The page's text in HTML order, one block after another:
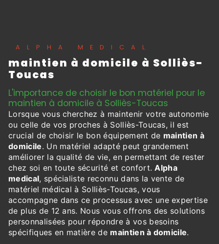
ALPHA MEDICAL
maintien à domicile à Solliès-
Toucas
L'importance de choisir le bon matériel pour le
maintien à domicile à Solliès-Toucas
Lorsque vous cherchez à maintenir votre autonomie
ou celle de vos proches à Solliès-Toucas, il est
crucial de choisir le bon équipement de maintien à
domicile. Un matériel adapté peut grandement
améliorer la qualité de vie, en permettant de rester
chez soi en toute sécurité et confort.Alpha
medical, spécialiste reconnu dans la vente de
matériel médical à Solliès-Toucas, vous
accompagne dans ce processus avec une expertise
de plus de 12 ans. Nous vous offrons des solutions
personnalisées pour répondre à vos besoins
spécifiques en matière de maintien à domicile.